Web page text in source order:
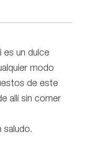
es un dulce
modo
de este
allí sin comer
saludo.